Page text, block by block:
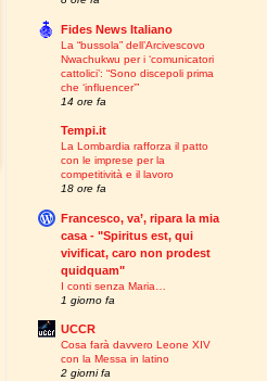
Fides News Italiano
La “bussola” dell’Arcivescovo
Nwachukwu per i ‘comunicatori
cattolici’: “Sono discepoli prima
che ‘influencer’”
14 ore fa
Tempi.it
La Lombardia rafforza il patto
con le imprese per la
competitività e il lavoro
18 ore fa
Francesco, va’, ripara la mia
casa - "Spiritus est, qui
vivificat, caro non prodest
quidquam"
I conti senza Maria…
1 giorno fa
UCCR
Cosa farà davvero Leone XIV
con la Messa in latino
2 giorni fa